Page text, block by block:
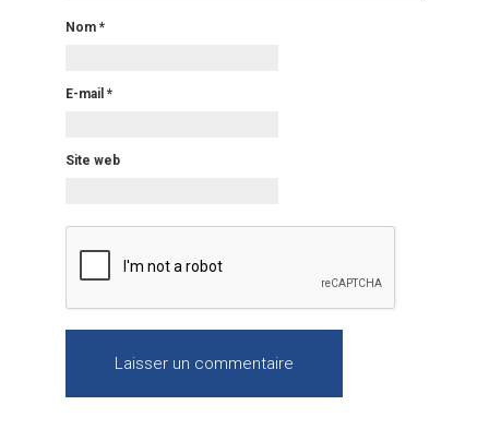
Nom *
E-mail *
Site web